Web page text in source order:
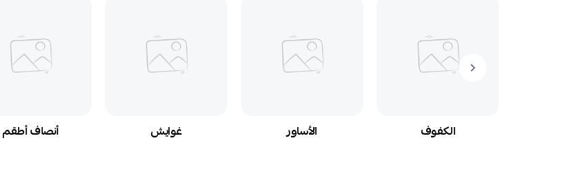
أنصاف أطقم غوايش الأساور الكفوف